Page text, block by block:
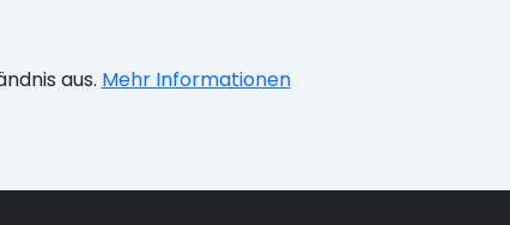
aus. Mehr Informationen